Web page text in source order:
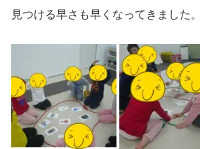
見つける早さも早くなってきました。